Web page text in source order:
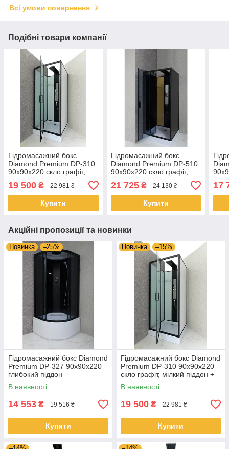
Всі умови повернення
Подібні товари компанії
Гідромасажний бокс
Diamond Premium DP-310
90x90x220 скло графіт,
мілкий піддон +
гідромасажна панель
19 500 ₴ 22 981 ₴
Купити
Гідромасажний бокс
Diamond Premium DP-510
90x90x220 скло графіт,
мілкий піддон +
гідромасажна панель
21 725₴ 24 130 ₴
Купити
17
Акційні пропозиції та новинки
Новинка –25%
Гідромасажний бокс Diamond
Premium DP-327 90x90x220
глибокий піддон
В наявності
14 553 ₴ 19 516 ₴
Купити
Новинка –15%
Гідромасажний бокс Diamond
Premium DP-310 90x90x220
скло графіт, мілкий піддон +
гідромасажна панель
В наявності
19 500 ₴ 22 981 ₴
Купити